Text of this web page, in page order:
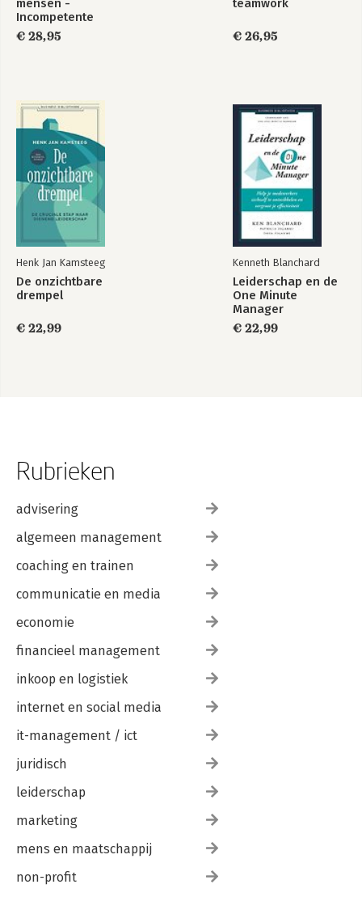
mensen -
Incompetente
teams
€ 28,95
teamwork
€ 26,95
Henk Jan Kamsteeg
De onzichtbare
drempel
€ 22,99
Kenneth Blanchard
Leiderschap en de
One Minute
Manager
€ 22,99
Rubrieken
advisering
algemeen management
coaching en trainen
communicatie en media
economie
financieel management
inkoop en logistiek
internet en social media
it-management / ict
juridisch
leiderschap
marketing
mens en maatschappij
non-profit